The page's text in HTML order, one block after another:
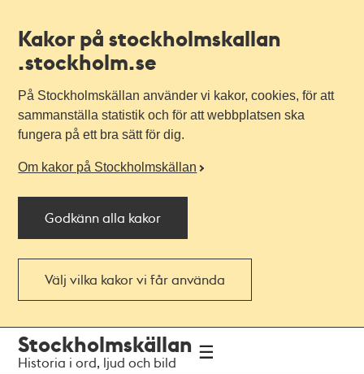
Kakor på stockholmskallan
.stockholm.se
På Stockholmskällan använder vi kakor, cookies, för att
sammanställa statistik och för att webbplatsen ska
fungera på ett bra sätt för dig.
Om kakor på Stockholmskällan
Godkänn alla kakor
Välj vilka kakor vi får använda
navigationen
huvudinnehållet
Stockholmskällan
Historia i ord, ljud och bild